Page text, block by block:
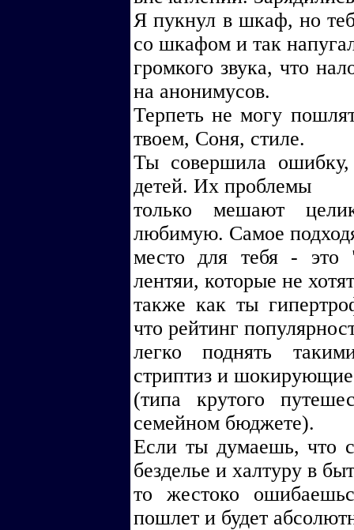
Я пукнул в шкаф, но
со шкафом и так
громкого звука, что
на анонимусов.
Терпеть не могу
твоем, Соня, стиле.
Ты совершила
детей. Их проблемы
только мешают
любимую. Самое
место для тебя -
лентяи, которые не
также как ты
что рейтинг
легко поднять
стриптиз и
(типа крутого
семейном бюджете).
Если ты думаешь, что
безделье и халтуру в
то жестоко
пошлет и будет